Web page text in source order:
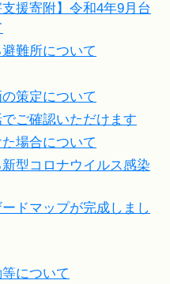
援寄附】令和4年9月台
難所について
策定について
ご確認いただけます
場合について
型コロナウイルス感染
ドマップが完成しまし
について